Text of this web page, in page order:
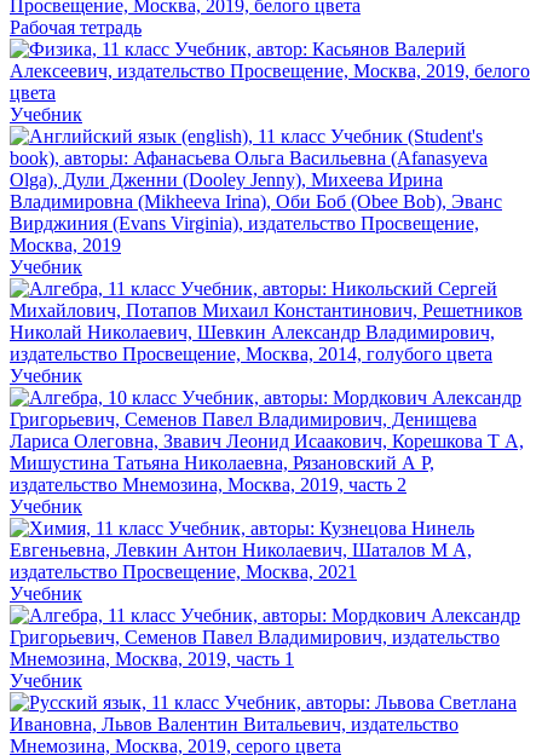
Рабочая тетрадь
Учебник
Учебник
Учебник
Учебник
Учебник
Учебник